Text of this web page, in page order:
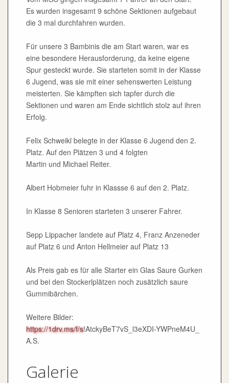
Es wurden insgesamt 9 schöne Sektionen aufgebaut
die 3 mal durchfahren wurden.
Für unsere 3 Bambinis die am Start waren, war es
eine besondere Herausforderung, da keine eigene
Spur gesteckt wurde. Sie starteten somit in der Klasse
6 Jugend, was sie mit einer sehenswerten Leistung
meisterten. Sie kämpften sich tapfer durch die
Sektionen und waren am Ende sichtlich stolz auf ihren
Erfolg.
Felix Schweikl belegte in der Klasse 6 Jugend den 2.
Platz. Auf den Plätzen 3 und 4 folgten
Martin und Michael Reiter.
Albert Hobmeier fuhr in Klassse 6 auf den 2. Platz.
In Klasse 8 Senioren starteten 3 unserer Fahrer.
Sepp Lippacher landete auf Platz 4, Franz Anzeneder
auf Platz 6 und Anton Hellmeier auf Platz 13
Als Preis gab es für alle Starter ein Glas Saure Gurken
und bei den Stockerlplätzen noch zusätzlich saure
Gummibärchen.
Weitere Bilder:
https://1drv.ms/f/s!AtckyBeT7vS_l3eXDI-YWPneM4U_
A.S.
Galerie